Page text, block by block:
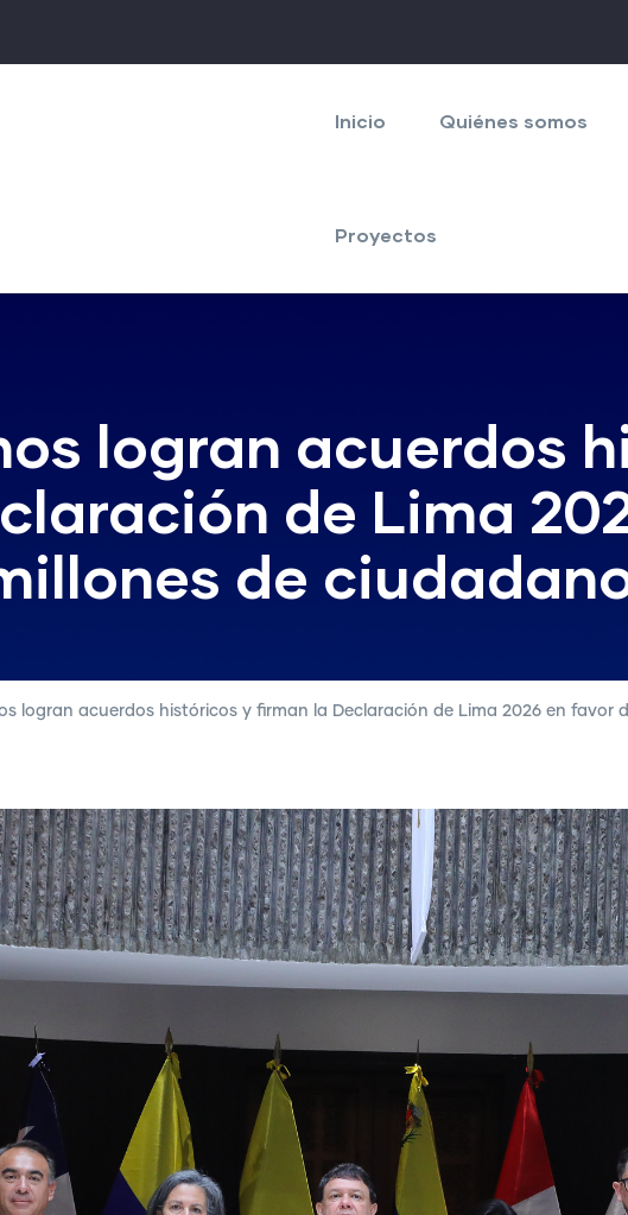
principal
Inicio Quiénes somos
Proyectos
logran acuerdos
de Lima
de
logran acuerdos históricos y firman la Declaración de Lima 2026 en favor